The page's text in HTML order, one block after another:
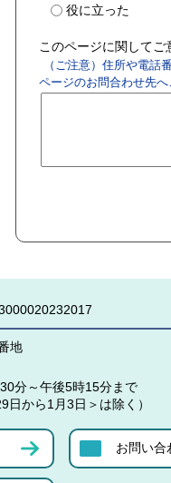
役に立った
このページに関してご
（ご注意）住所や電
ページのお問合わせ先へ
地
分～午後5時15分まで
日から1月3日＞は除く）
お問い合